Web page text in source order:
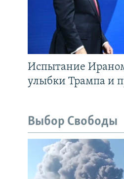
Испытание
улыбки Трампа и
Выбор Свободы